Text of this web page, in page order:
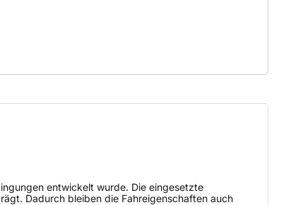
entwickelt wurde. Die eingesetzte
Dadurch bleiben die Fahreigenschaften auch